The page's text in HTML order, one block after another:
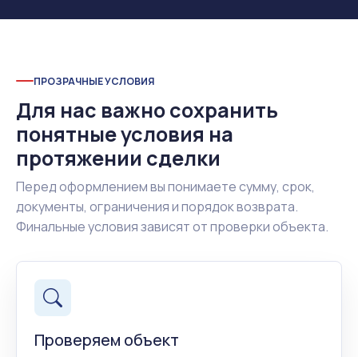
ПРОЗРАЧНЫЕ УСЛОВИЯ
Для нас важно сохранить
понятные условия на
протяжении сделки
Перед оформлением вы понимаете сумму, срок,
документы, ограничения и порядок возврата.
Финальные условия зависят от проверки объекта.
Проверяем объект